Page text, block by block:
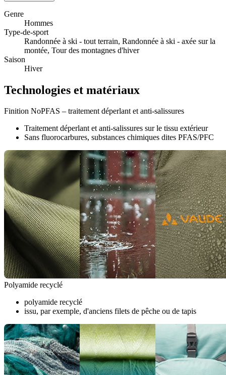
Genre
Hommes
Type-de-sport
Randonnée à ski - tout terrain, Randonnée à ski - axée sur la
montée, Tour des montagnes d'hiver
Saison
Hiver
Technologies et matériaux
Finition NoPFAS – traitement déperlant et anti-salissures
Traitement déperlant et anti-salissures sur le tissu extérieur
Sans fluorocarbures, substances chimiques dites PFAS/PFC
Polyamide recyclé
polyamide recyclé
issu, par exemple, d'anciens filets de pêche ou de tapis